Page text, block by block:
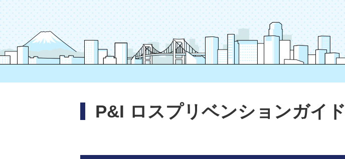
P&I ロスプリベンションガイド